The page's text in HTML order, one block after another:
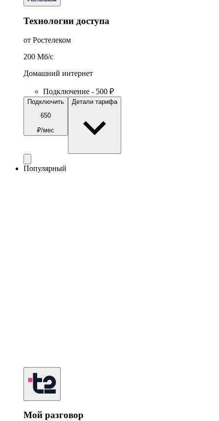
Технологии доступа
от Ростелеком
200 Мб/c
Домашний интернет
Подключение - 500 ₽
Подключить
650
₽/мес
Детали тарифа
Популярный
Мой разговор